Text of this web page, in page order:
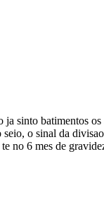
sinto batimentos
o sinal da
no 6 mes de